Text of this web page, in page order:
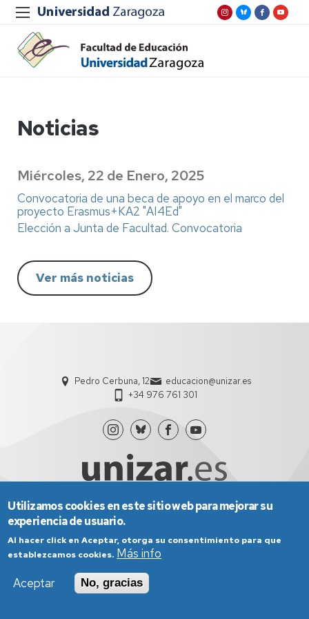
Noticias
Miércoles, 22 de Enero, 2025
Convocatoria de una beca de apoyo en el marco del
proyecto Erasmus+KA2 "AI4Ed"
Elección a Junta de Facultad. Convocatoria
Ver más noticias
Pedro Cerbuna, 12
educacion@unizar.es
+34 976 761 301
Política de Privacidad
Política de Cookies
Política de Accesibilidad
Utilizamos cookies en este sitio web para mejorar su
experiencia de usuario.
Al hacer click en Aceptar, otorga su consentimiento para que
establezcamos cookies. Más info
Aceptar
No, gracias